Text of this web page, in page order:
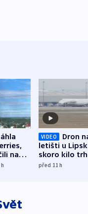
na
h
VIDEO
Dron
letišti u
skoro kilo
indicie
před 11h